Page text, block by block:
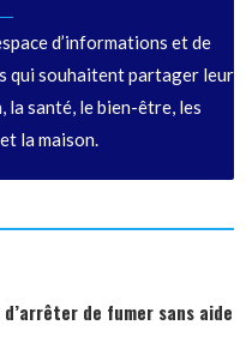
d’informations et de
qui souhaitent partager leur
la santé, le bien-être, les
la maison.
de fumer sans aide